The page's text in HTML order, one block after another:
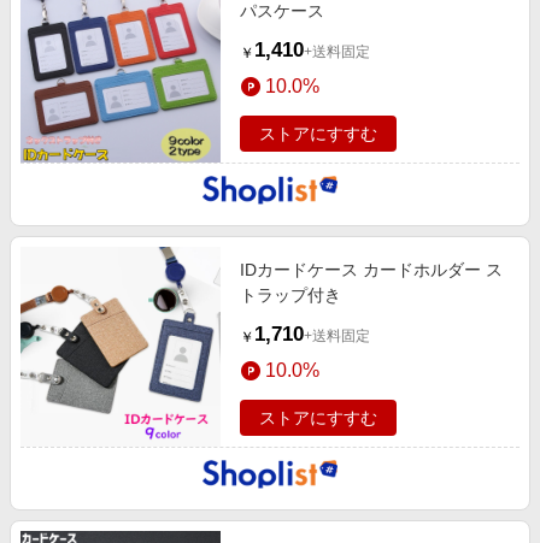
パスケース
￥ 1,410+送料固定
10.0%
ストアにすすむ
IDカードケース カードホルダー ス
トラップ付き
￥ 1,710+送料固定
10.0%
ストアにすすむ